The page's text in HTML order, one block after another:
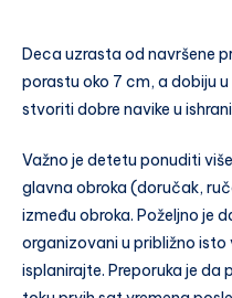
Deca uzrasta od navršene
porastu oko 7 cm, a dobiju u
stvoriti dobre navike u
Važno je detetu ponuditi
glavna obroka (doručak,
između obroka. Poželjno je
organizovani u približno isto
isplanirajte. Preporuka je